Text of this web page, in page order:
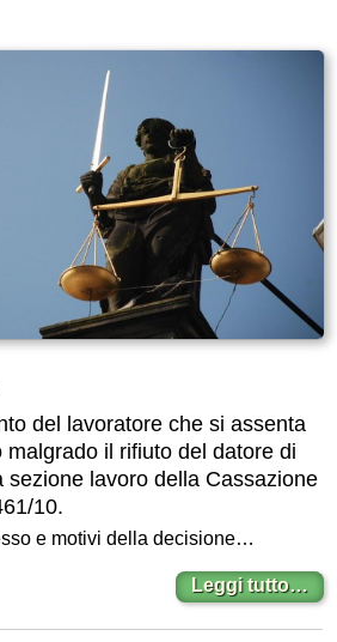
del lavoratore che si assenta
malgrado il rifiuto del datore di
sezione lavoro della Cassazione
10.
e motivi della decisione…
Leggi tutto…